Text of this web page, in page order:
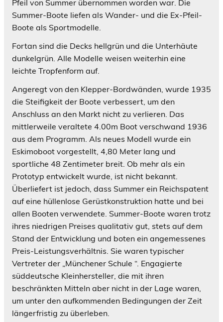
Pfeil von Summer übernommen worden war. Die
Summer-Boote liefen als Wander- und die Ex-Pfeil-
Boote als Sportmodelle.
Fortan sind die Decks hellgrün und die Unterhäute
dunkelgrün. Alle Modelle weisen weiterhin eine
leichte Tropfenform auf.
Angeregt von den Klepper-Bordwänden, wurde 1935
die Steifigkeit der Boote verbessert, um den
Anschluss an den Markt nicht zu verlieren. Das
mittlerweile veraltete 4.00m Boot verschwand 1936
aus dem Programm. Als neues Modell wurde ein
Eskimoboot vorgestellt, 4,80 Meter lang und
sportliche 48 Zentimeter breit. Ob mehr als ein
Prototyp entwickelt wurde, ist nicht bekannt.
Überliefert ist jedoch, dass Summer ein Reichspatent
auf eine hüllenlose Gerüstkonstruktion hatte und bei
allen Booten verwendete. Summer-Boote waren trotz
ihres niedrigen Preises qualitativ gut, stets auf dem
Stand der Entwicklung und boten ein angemessenes
Preis-Leistungsverhältnis. Sie waren typischer
Vertreter der „Münchener Schule “. Engagierte
süddeutsche Kleinhersteller, die mit ihren
beschränkten Mitteln aber nicht in der Lage waren,
um unter den aufkommenden Bedingungen der Zeit
längerfristig zu überleben.